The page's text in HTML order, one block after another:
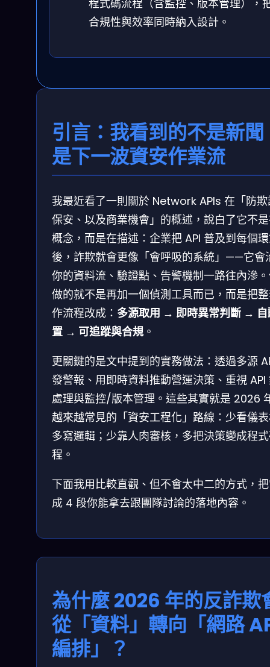
程式碼流程（含監控、版本管理），
合規性與效率同時納入設計。
引言：我看到的不是新聞
是下一波資安作業流
我最近看了一則關於 Network APIs 在「防
保安、以及商業機會」的概述，說白了它不
概念，而是在描述：企業把 API 普及到每個
後，詐欺就會更像「會呼吸的系統」——它會
你的資料流、驗證點、告警機制一路往內滲
做的就不是再加一個偵測工具而已，而是把
作流程改成： 多源取用 → 即時異常判斷 → 自
置 → 可追蹤與合規 。
更關鍵的是文中提到的實務做法：透過多源
發警報、用即時資料推動營運決策、重視 API
處理與監控/版本管理。這些其實就是 2026
越來越常見的「資安工程化」路線：少看儀
多寫邏輯；少靠人肉審核，多把決策變成程
程。
下面我用比較直觀、但不會太中二的方式，
成 4 段你能拿去跟團隊討論的落地內容。
為什麼 2026 年的反詐欺
從「資料」轉向「網路
編排」？